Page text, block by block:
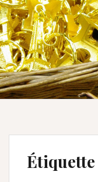
Étiquette